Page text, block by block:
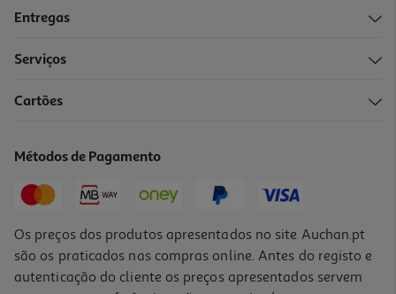
Entregas
Serviços
Cartões
Métodos de Pagamento
Os preços dos produtos apresentados no site Auchan.pt
são os praticados nas compras online. Antes do registo e
autenticação do cliente os preços apresentados servem